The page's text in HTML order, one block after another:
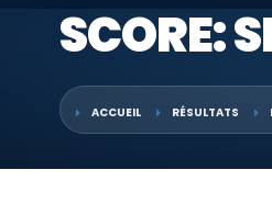
SCORE:
ACCUEIL RÉSULTATS